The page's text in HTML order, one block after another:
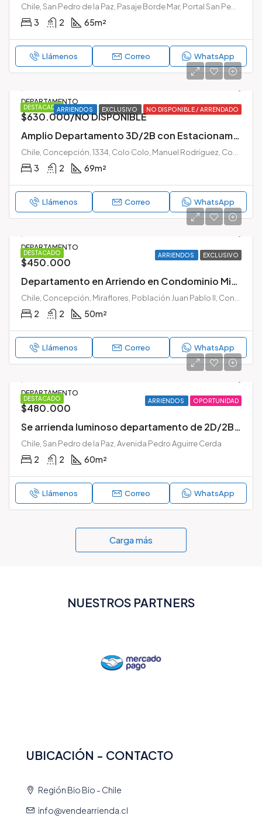
3 2 65m²
Llámenos Correo WhatsApp
DESTACADOARRIENDOS EXCLUSIVO NO DISPONIBLE / ARRENDADO
DEPARTAMENTO
$630.000/NO DISPONIBLE
Amplio Departamento 3D/2B con Estacionamiento | Edificio Plaza Mayor 3, Concepción
3 2 69m²
Llámenos Correo WhatsApp
DESTACADO ARRIENDOS EXCLUSIVO
DEPARTAMENTO
$450.000
Departamento en Arriendo en Condominio Mirador Biobío – Concepción
2 2 50m²
Llámenos Correo WhatsApp
DESTACADO ARRIENDOS OPORTUNIDAD
DEPARTAMENTO
$480.000
Se arrienda luminoso departamento de 2D/2B en Condominio Parque Millaray, San Pedro de la Paz
Chile, San Pedro de la Paz, Avenida Pedro Aguirre Cerda
2 2 60m²
Llámenos Correo WhatsApp
Carga más
NUESTROS PARTNERS
UBICACIÓN - CONTACTO
Región Bio Bio - Chile
info@vendearrienda.cl